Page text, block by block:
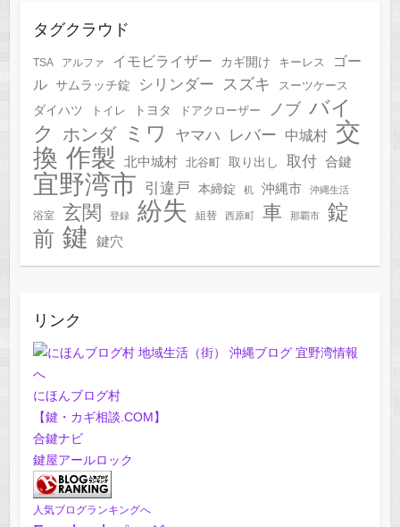
タグクラウド
TSA アルファ イモビライザー カギ開け キーレス
ゴー
ル サムラッチ錠 シリンダー スズキ
スーツケース
ダイハツ
トイレ トヨタ ドアクローザー ノブ バイ
ク
ホンダ ミワ ヤマハ レバー 中城村 交
換 作製 北中城村 北谷町 取り出し 取付 合鍵
宜野湾市 引違戸 本締錠 机 沖縄市 沖縄生活
浴室 玄関 登録 紛失 組替 西原町 車 那覇市
錠
前 鍵 鍵穴
リンク
にほんブログ村
【鍵・カギ相談.COM】
合鍵ナビ
鍵屋アールロック
人気ブログランキングへ